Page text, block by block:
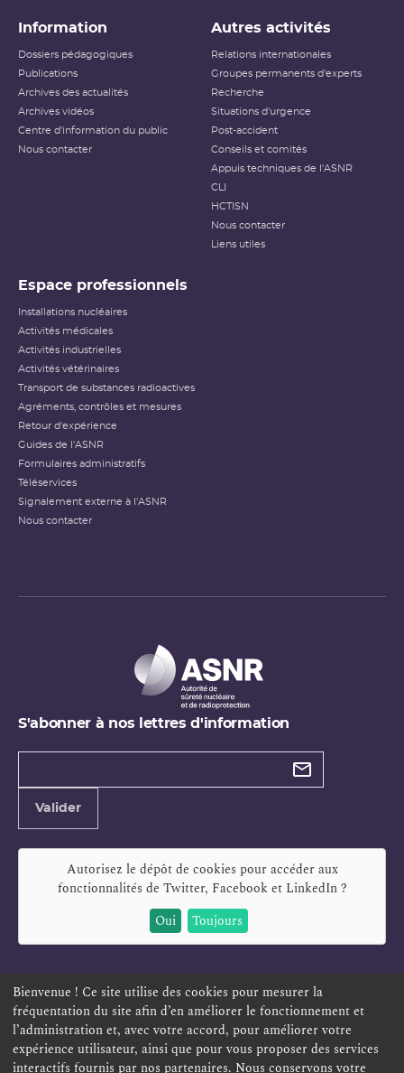
Information
Dossiers pédagogiques
Publications
Archives des actualités
Archives vidéos
Centre d'information du public
Nous contacter
Autres activités
Relations internationales
Groupes permanents d'experts
Recherche
Situations d'urgence
Post-accident
Conseils et comités
Appuis techniques de l'ASNR
CLI
HCTISN
Nous contacter
Liens utiles
Espace professionnels
Installations nucléaires
Activités médicales
Activités industrielles
Activités vétérinaires
Transport de substances radioactives
Agréments, contrôles et mesures
Retour d'expérience
Guides de l'ASNR
Formulaires administratifs
Téléservices
Signalement externe à l'ASNR
Nous contacter
S'abonner à nos lettres d'information
Types de
Valider
Autorisez le dépôt de cookies pour accéder aux
fonctionnalités de Twitter, Facebook et LinkedIn?
Oui
Toujours
ESPACE PERSONNEL OFFRES D'EMPLOI SIGNALEMENT
TÉLÉSERVICES PLAN DU SITE
ACCESSIBILITÉ POLITIQUE DE CONFIDENTIALITÉ
Bienvenue ! Ce site utilise des cookies pour mesurer la
fréquentation du site afin d’en améliorer le fonctionnement et
l’administration et, avec votre accord, pour améliorer votre
expérience utilisateur, ainsi que pour vous proposer des services
interactifs fournis par nos partenaires. Nous conservons votre